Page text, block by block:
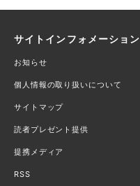
サイトインフォメーション
お知らせ
個人情報の取り扱いについて
サイトマップ
読者プレゼント提供
提携メディア
RSS